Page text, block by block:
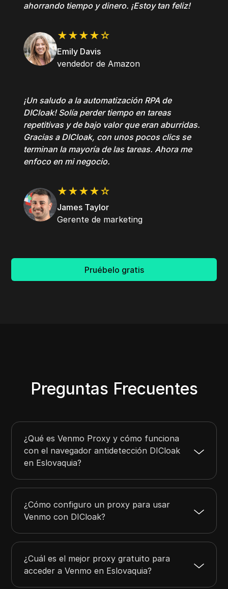
ahorrando tiempo y dinero. ¡Estoy tan feliz!
★★★★☆
Emily Davis
vendedor de Amazon
¡Un saludo a la automatización RPA de
DICloak! Solía perder tiempo en tareas
repetitivas y de bajo valor que eran aburridas.
Gracias a DICloak, con unos pocos clics se
terminan la mayoría de las tareas. Ahora me
enfoco en mi negocio.
★★★★☆
James Taylor
Gerente de marketing
Pruébelo gratis
Preguntas Frecuentes
¿Qué es Venmo Proxy y cómo funciona
con el navegador antidetección DICloak
en Eslovaquia?
¿Cómo configuro un proxy para usar
Venmo con DICloak?
¿Cuál es el mejor proxy gratuito para
acceder a Venmo en Eslovaquia?